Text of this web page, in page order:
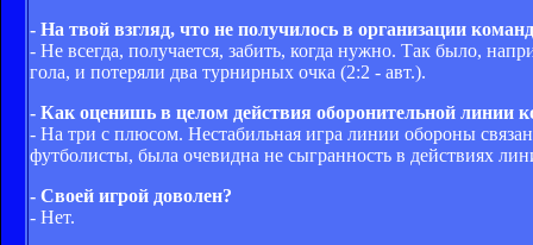
- На твой взгляд, что не получилось в организации
- Не всегда, получается, забить, когда нужно. Так было,
гола, и потеряли два турнирных очка (2:2 - авт.).
- Как оценишь в целом действия оборонительной линии
- На три с плюсом. Нестабильная игра линии обороны
футболисты, была очевидна не сыгранность в действиях
- Своей игрой доволен?
- Нет.